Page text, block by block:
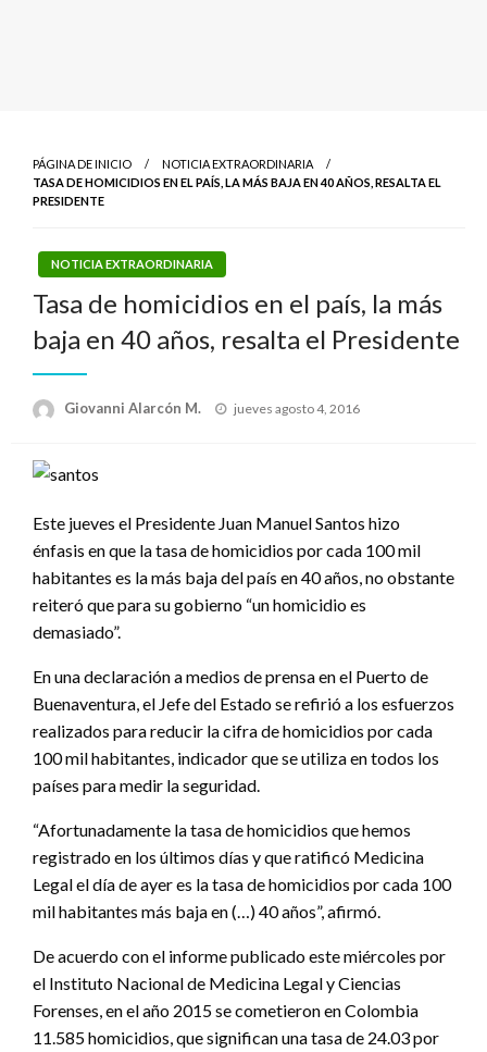
PÁGINA DE INICIO
NOTICIA EXTRAORDINARIA
TASA DE HOMICIDIOS EN EL PAÍS, LA MÁS BAJA EN 40 AÑOS, RESALTA EL
PRESIDENTE
NOTICIA EXTRAORDINARIA
Tasa de homicidios en el país, la más
baja en 40 años, resalta el Presidente
Giovanni Alarcón M.
Publicado
jueves agosto 4, 2016
Este jueves el Presidente Juan Manuel Santos hizo
énfasis en que la tasa de homicidios por cada 100 mil
habitantes es la más baja del país en 40 años, no obstante
reiteró que para su gobierno “un homicidio es
demasiado”.
En una declaración a medios de prensa en el Puerto de
Buenaventura, el Jefe del Estado se refirió a los esfuerzos
realizados para reducir la cifra de homicidios por cada
100 mil habitantes, indicador que se utiliza en todos los
países para medir la seguridad.
“Afortunadamente la tasa de homicidios que hemos
registrado en los últimos días y que ratificó Medicina
Legal el día de ayer es la tasa de homicidios por cada 100
mil habitantes más baja en (…) 40 años”, afirmó.
De acuerdo con el informe publicado este miércoles por
el Instituto Nacional de Medicina Legal y Ciencias
Forenses, en el año 2015 se cometieron en Colombia
11.585 homicidios, que significan una tasa de 24.03 por